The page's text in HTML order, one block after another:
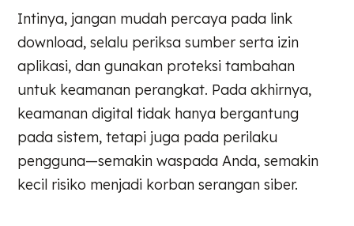
Intinya, jangan mudah percaya pada link
download, selalu periksa sumber serta izin
aplikasi, dan gunakan proteksi tambahan
untuk keamanan perangkat. Pada akhirnya,
keamanan digital tidak hanya bergantung
pada sistem, tetapi juga pada perilaku
pengguna—semakin waspada Anda, semakin
kecil risiko menjadi korban serangan siber.